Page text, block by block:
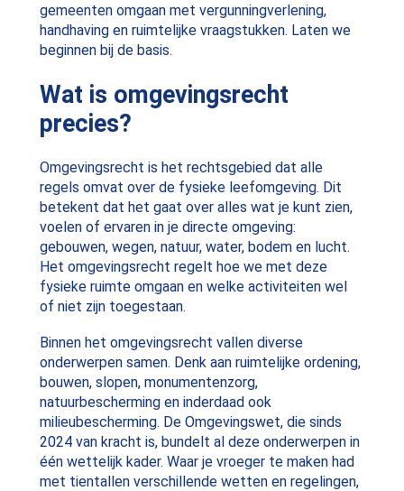
gemeenten omgaan met vergunningverlening,
handhaving en ruimtelijke vraagstukken. Laten we
beginnen bij de basis.
Wat is omgevingsrecht
precies?
Omgevingsrecht is het rechtsgebied dat alle
regels omvat over de fysieke leefomgeving. Dit
betekent dat het gaat over alles wat je kunt zien,
voelen of ervaren in je directe omgeving:
gebouwen, wegen, natuur, water, bodem en lucht.
Het omgevingsrecht regelt hoe we met deze
fysieke ruimte omgaan en welke activiteiten wel
of niet zijn toegestaan.
Binnen het omgevingsrecht vallen diverse
onderwerpen samen. Denk aan ruimtelijke ordening,
bouwen, slopen, monumentenzorg,
natuurbescherming en inderdaad ook
milieubescherming. De Omgevingswet, die sinds
2024 van kracht is, bundelt al deze onderwerpen in
één wettelijk kader. Waar je vroeger te maken had
met tientallen verschillende wetten en regelingen,